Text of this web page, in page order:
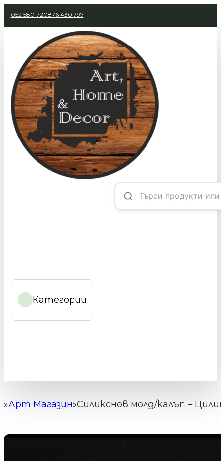
052 5801720876 430 797
Категории
Начало
Арт Магазин Силиконов молд/калъп –